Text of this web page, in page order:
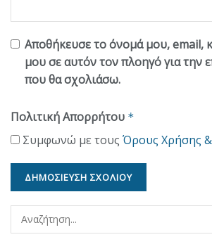
Αποθήκευσε το όνομά μου, email,
μου σε αυτόν τον πλοηγό για την
που θα σχολιάσω.
Πολιτική Απορρήτου *
Συμφωνώ με τους Όρους Χρήσης